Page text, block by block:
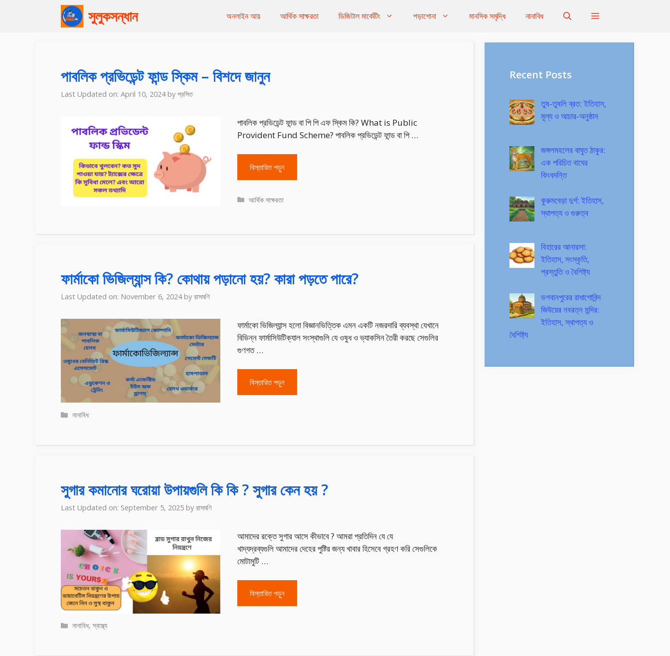
সুলুকসন্ধান অনলাইন আয় আর্থিক সাক্ষরতা ডিজিটাল মার্কেটিং পড়াশোনা মানসিক সমৃদ্ধি নানাবিধ
পাবলিক প্রভিডেন্ট ফান্ড স্কিম – বিশদে জানুন
Last Updated on: April 10, 2024 by প্রসিত
পাবলিক প্রভিডেন্ট ফান্ড বা পি পি এফ স্কিম কি? What is Public
Provident Fund Scheme? পাবলিক প্রভিডেন্ট ফান্ড বা পি …
বিস্তারিত পড়ুন
Categories
আর্থিক সাক্ষরতা
ফার্মাকো ভিজিল্যান্স কি? কোথায় পড়ানো হয়? কারা পড়তে পারে?
Last Updated on: November 6, 2024 by রাসমণি
ফার্মাকো ভিজিল্যান্স হলো বিজ্ঞানভিত্তিক এমন একটি নজরদারি ব্যবস্থা যেখানে
বিভিন্ন ফার্মাসিউটিক্যাল সংস্থাগুলি যে ওষুধ ও ভ্যাকসিন তৈরী করছে সেগুলির
গুণগত …
বিস্তারিত পড়ুন
Categories
নানাবিধ
সুগার কমানোর ঘরোয়া উপায়গুলি কি কি ? সুগার কেন হয় ?
Last Updated on: September 5, 2025 by রাসমণি
আমাদের রক্তে সুগার আসে কীভাবে ? আমরা প্রতিদিন যে যে
খাদ্যদ্রব্যগুলি আমাদের দেহের পুষ্টির জন্য খাবার হিসেবে গ্রহণ করি সেগুলিকে
মোটামুটি …
বিস্তারিত পড়ুন
Categories
নানাবিধ,স্বাস্থ্য
Recent Posts
তুষ-তুষলি ব্রত: ইতিহাস,
মূল্য ও আচার-অনুষ্ঠান
জঙ্গলমহলের বাঘুত ঠাকুর:
এক পরিচিত বাঘের
কিংবদন্তি
কুরুমবেড়া দুর্গ: ইতিহাস,
স্থাপত্য ও গুরুত্ব
বিহারের আনারসা:
ইতিহাস, সংস্কৃতি,
প্রস্তুতি ও বৈশিষ্ট্য
ভগবানপুরের রাধাগোবিন্দ
জিউয়ের নবরত্ন মন্দির:
ইতিহাস, স্থাপত্য ও
বৈশিষ্ট্য